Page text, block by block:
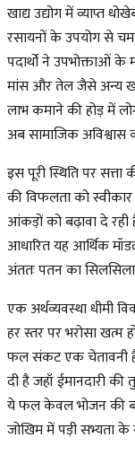
खाद्य उद्योग में व्याप्त
रसायनों के उपयोग से
पदार्थों ने उपभोक्ताओं
मांस और तेल जैसे अन्य
लाभ कमाने की होड़ में
अब सामाजिक
इस पूरी स्थिति पर
की विफलता को
आंकड़ों को बढ़ावा दे रही
आधारित यह आर्थिक
अंततः पतन का
एक अर्थव्यवस्था धीमी
हर स्तर पर भरोसा खत्म
फल संकट एक चेतावनी है
दी है जहाँ ईमानदारी
ये फल केवल भोजन की
जोखिम में पड़ी सभ्यता